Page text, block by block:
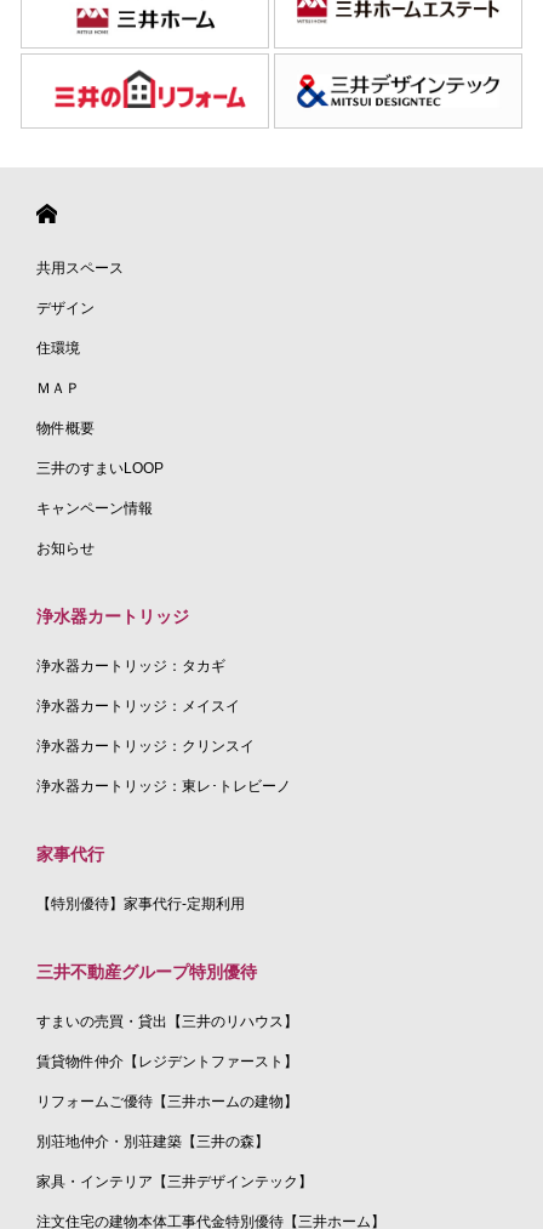
共用スペース
デザイン
住環境
ＭＡＰ
物件概要
三井のすまいLOOP
キャンペーン情報
お知らせ
浄水器カートリッジ
浄水器カートリッジ：タカギ
浄水器カートリッジ：メイスイ
浄水器カートリッジ：クリンスイ
浄水器カートリッジ：東レ･トレビーノ
家事代行
【特別優待】家事代行-定期利用
三井不動産グループ特別優待
すまいの売買・貸出【三井のリハウス】
賃貸物件仲介【レジデントファースト】
リフォームご優待【三井ホームの建物】
別荘地仲介・別荘建築【三井の森】
家具・インテリア【三井デザインテック】
注文住宅の建物本体工事代金特別優待【三井ホーム】